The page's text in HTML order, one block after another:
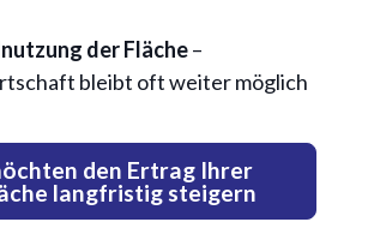
der Fläche–
bleibt oft weiter möglich
den Ertrag Ihrer
langfristig steigern